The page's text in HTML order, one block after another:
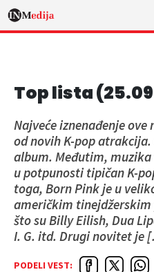
Top lista
Najveće iznenađenje
od novih K-pop
album. Međutim,
u potpunosti tipičan K-
toga, Born Pink je u
američkim tinejdžerskim
što su Billy Eilish, Dua
I. G. itd. Drugi novitet je
PODELI VEST: